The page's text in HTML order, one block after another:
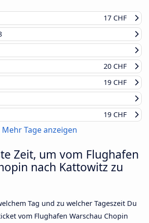
17 CHF
20 CHF
19 CHF
19 CHF
Mehr Tage anzeigen
Zeit, um vom Flughafen
nach Kattowitz zu
Tag und zu welcher Tageszeit Du
vom Flughafen Warschau Chopin